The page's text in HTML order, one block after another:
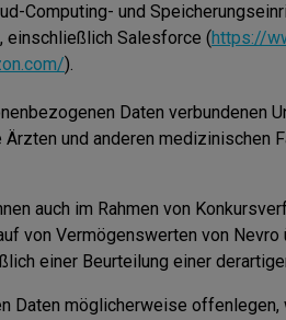
Computing- und
einschließlich Salesforce (https://
).
Daten verbundenen
Ärzten und anderen medizinischen
auch im Rahmen von
von Vermögenswerten von
einer Beurteilung einer
Daten möglicherweise